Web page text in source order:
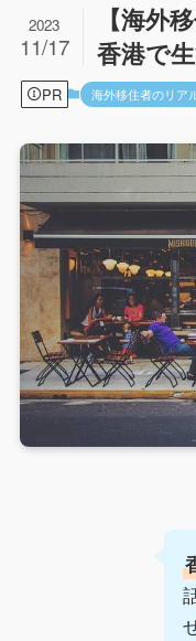
【海外
香港で
2023
11/17
PR 海外移住者のリア